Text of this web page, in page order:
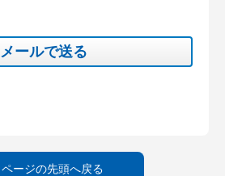
メールで送る
ページの先頭へ戻る